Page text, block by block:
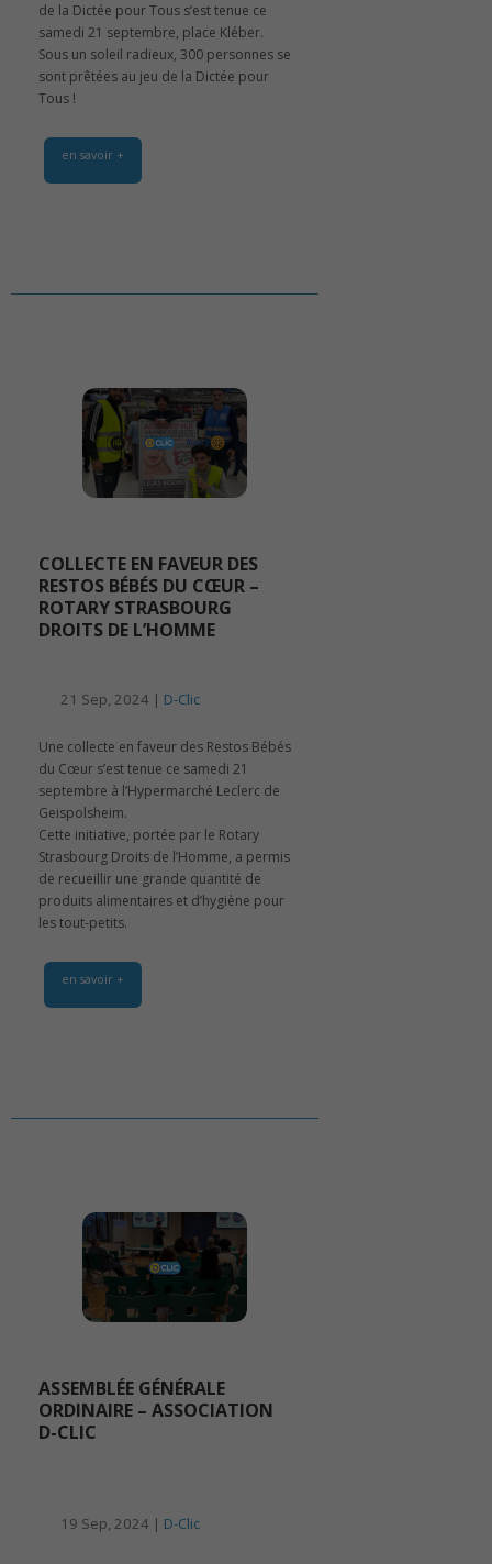
de la Dictée pour Tous s’est tenue ce
samedi 21 septembre, place Kléber.
Sous un soleil radieux, 300 personnes se
sont prêtées au jeu de la Dictée pour
Tous !
en savoir +
COLLECTE EN FAVEUR DES
RESTOS BÉBÉS DU CŒUR –
ROTARY STRASBOURG
DROITS DE L’HOMME
21 Sep, 2024 | D-Clic
Une collecte en faveur des Restos Bébés
du Cœur s’est tenue ce samedi 21
septembre à l’Hypermarché Leclerc de
Geispolsheim.
Cette initiative, portée par le Rotary
Strasbourg Droits de l’Homme, a permis
de recueillir une grande quantité de
produits alimentaires et d’hygiène pour
les tout-petits.
en savoir +
ASSEMBLÉE GÉNÉRALE
ORDINAIRE – ASSOCIATION
D-CLIC
19 Sep, 2024 | D-Clic